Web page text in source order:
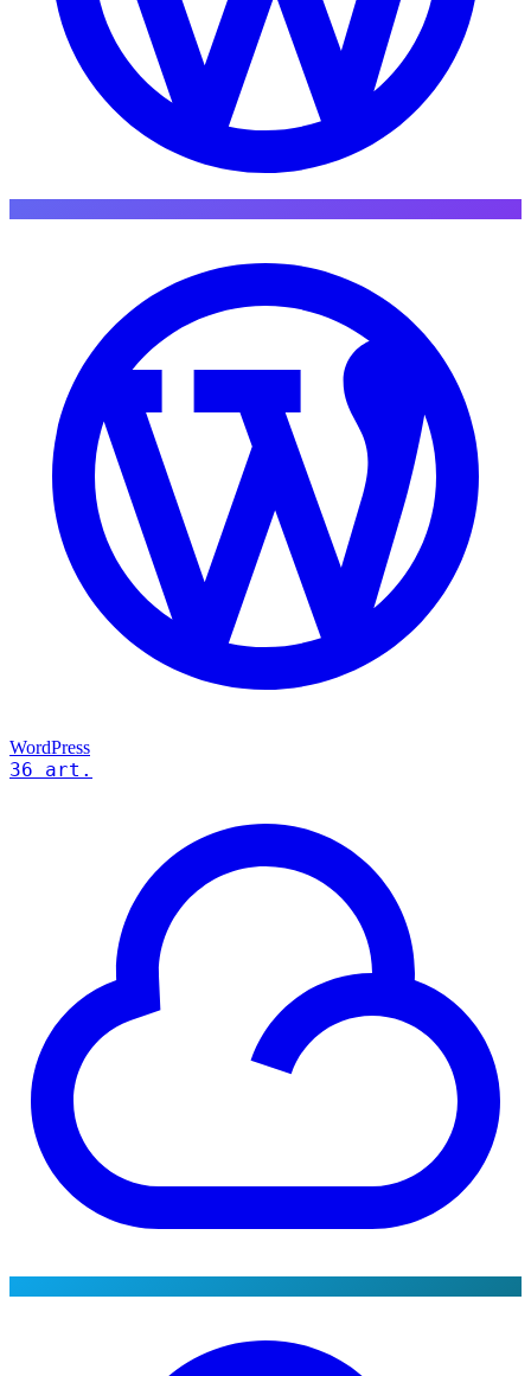
WordPress
36 art.